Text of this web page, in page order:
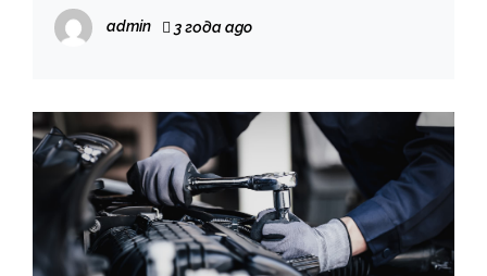
трансляції звуку
admin 3 года ago